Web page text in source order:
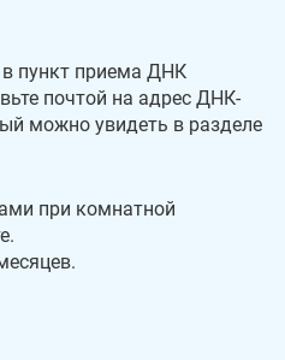
пункт приема ДНК
почтой на адрес ДНК-
можно увидеть в разделе
при комнатной